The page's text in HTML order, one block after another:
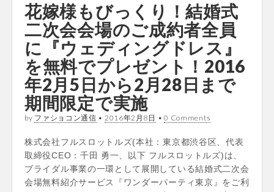
花嫁様もびっくり！結婚式
二次会会場のご成約者全員
に『ウェディングドレス』
を無料でプレゼント！2016
年2月5日から2月28日まで
期間限定で実施
by ファショコン通信 • 2016年2月8日 •0 Comments
株式会社フルスロットルズ(本社：東京都渋谷区、代表
取締役CEO：千田 勇一、以下 フルスロットルズ)は、
ブライダル事業の一環として展開している結婚式二次会
会場無料紹介サービス『ワンダーパーティ東京』をご利